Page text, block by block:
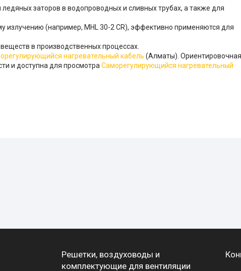
заторов в водопроводных и сливных трубах, а также для
излучению (например, MHL 30-2 CR), эффективно применяются для
в производственных процессах.
нагревательный кабель (Алматы). Ориентировочная
и доступна для просмотраСаморегулирующийся нагревательный
Решетки, воздуховоды и
комплектующие для вентиляции